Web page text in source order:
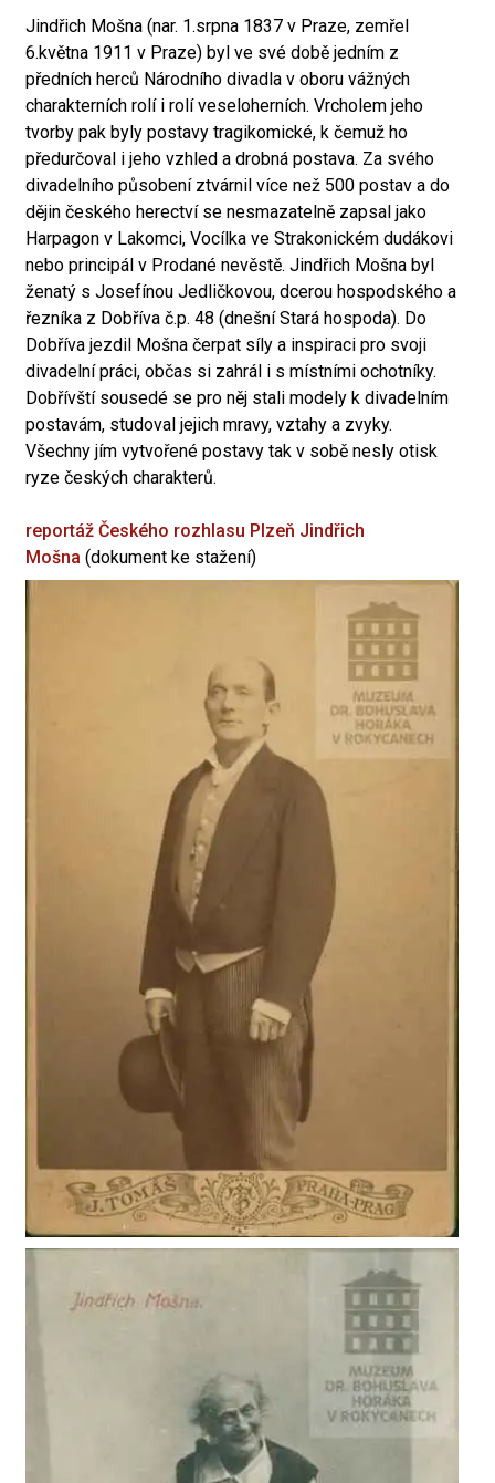
Jindřich Mošna (nar. 1.srpna 1837 v Praze, zemřel
6.května 1911 v Praze) byl ve své době jedním z
předních herců Národního divadla v oboru vážných
charakterních rolí i rolí veseloherních. Vrcholem jeho
tvorby pak byly postavy tragikomické, k čemuž ho
předurčoval i jeho vzhled a drobná postava. Za svého
divadelního působení ztvárnil více než 500 postav a do
dějin českého herectví se nesmazatelně zapsal jako
Harpagon v Lakomci, Vocílka ve Strakonickém dudákovi
nebo principál v Prodané nevěstě. Jindřich Mošna byl
ženatý s Josefínou Jedličkovou, dcerou hospodského a
řezníka z Dobříva č.p. 48 (dnešní Stará hospoda). Do
Dobříva jezdil Mošna čerpat síly a inspiraci pro svoji
divadelní práci, občas si zahrál i s místními ochotníky.
Dobřívští sousedé se pro něj stali modely k divadelním
postavám, studoval jejich mravy, vztahy a zvyky.
Všechny jím vytvořené postavy tak v sobě nesly otisk
ryze českých charakterů.
reportáž Českého rozhlasu Plzeň Jindřich
Mošna (dokument ke stažení)